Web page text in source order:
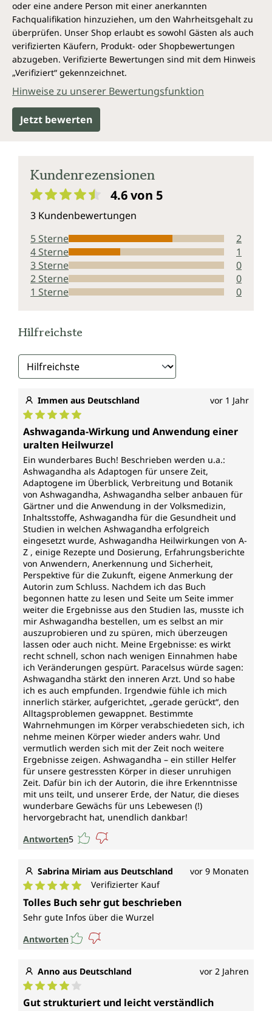
oder eine andere Person mit einer anerkannten
Fachqualifikation hinzuziehen, um den Wahrheitsgehalt zu
überprüfen. Unser Shop erlaubt es sowohl Gästen als auch
verifizierten Käufern, Produkt- oder Shopbewertungen
abzugeben. Verifizierte Bewertungen sind mit dem Hinweis
„Verifiziert“ gekennzeichnet.
Hinweise zu unserer Bewertungsfunktion
Jetzt bewerten
Kundenrezensionen
4.6 von 5
3 Kundenbewertungen
5 Sterne
2
4 Sterne
1
3 Sterne
0
2 Sterne
0
1 Sterne
0
Hilfreichste
Immen aus Deutschland vor 1 Jahr
Durchschnittliche Bewertung von 5 von 5 Sternen
Ashwaganda-Wirkung und Anwendung einer
uralten Heilwurzel
Ein wunderbares Buch! Beschrieben werden u.a.:
Ashwagandha als Adaptogen für unsere Zeit,
Adaptogene im Überblick, Verbreitung und Botanik
von Ashwagandha, Ashwagandha selber anbauen für
Gärtner und die Anwendung in der Volksmedizin,
Inhaltsstoffe, Ashwagandha für die Gesundheit und
Studien in welchen Ashwagandha erfolgreich
eingesetzt wurde, Ashwagandha Heilwirkungen von A-
Z , einige Rezepte und Dosierung, Erfahrungsberichte
von Anwendern, Anerkennung und Sicherheit,
Perspektive für die Zukunft, eigene Anmerkung der
Autorin zum Schluss. Nachdem ich das Buch
begonnen hatte zu lesen und Seite um Seite immer
weiter die Ergebnisse aus den Studien las, musste ich
mir Ashwagandha bestellen, um es selbst an mir
auszuprobieren und zu spüren, mich überzeugen
lassen oder auch nicht. Meine Ergebnisse: es wirkt
recht schnell, schon nach wenigen Einnahmen habe
ich Veränderungen gespürt. Paracelsus würde sagen:
Ashwagandha stärkt den inneren Arzt. Und so habe
ich es auch empfunden. Irgendwie fühle ich mich
innerlich stärker, aufgerichtet, „gerade gerückt“, den
Alltagsproblemen gewappnet. Bestimmte
Wahrnehmungen im Körper verabschiedeten sich, ich
nehme meinen Körper wieder anders wahr. Und
vermutlich werden sich mit der Zeit noch weitere
Ergebnisse zeigen. Ashwagandha – ein stiller Helfer
für unsere gestressten Körper in dieser unruhigen
Zeit. Dafür bin ich der Autorin, die ihre Erkenntnisse
mit uns teilt, und unserer Erde, der Natur, die dieses
wunderbare Gewächs für uns Lebewesen (!)
hervorgebracht hat, unendlich dankbar!
Antworten5
Sabrina Miriam aus Deutschland vor 9 Monaten
Durchschnittliche Bewertung von 5 von 5 Sternen
Verifizierter Kauf
Tolles Buch sehr gut beschrieben
Sehr gute Infos über die Wurzel
Antworten
Anno aus Deutschland vor 2 Jahren
Durchschnittliche Bewertung von 4 von 5 Sternen
Gut strukturiert und leicht verständlich